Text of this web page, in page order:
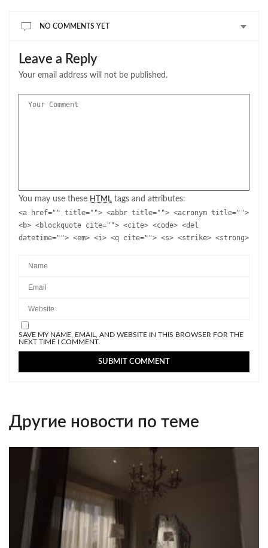
NO COMMENTS YET
Leave a Reply
Your email address will not be published.
You may use these HTML tags and attributes:
<a href="" title=""> <abbr title=""> <acronym title="">
<b> <blockquote cite=""> <cite> <code> <del
datetime=""> <em> <i> <q cite=""> <s> <strike> <strong>
SAVE MY NAME, EMAIL, AND WEBSITE IN THIS BROWSER FOR THE
NEXT TIME I COMMENT.
Другие новости по теме